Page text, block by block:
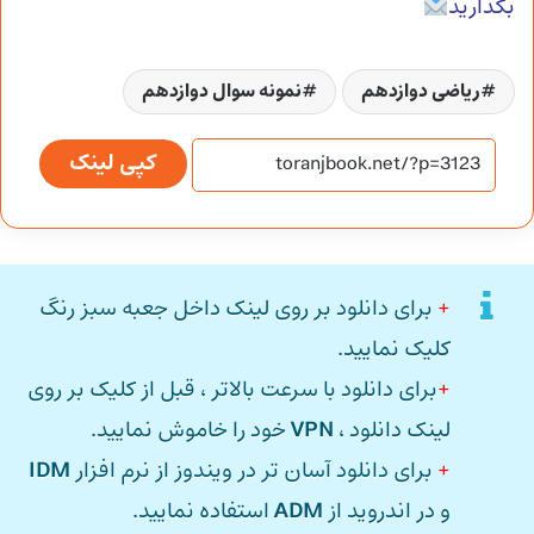
بگذارید
ریاضی دوازدهم نمونه سوال دوازدهم
کپی لینک
+ برای دانلود بر روی لینک داخل جعبه سبز رنگ
کلیک نمایید.
+برای دانلود با سرعت بالاتر ، قبل از کلیک بر روی
لینک دانلود ، VPNخود را خاموش نمایید.
+ برای دانلود آسان تر در ویندوز از نرم افزار IDM
و در اندروید از ADMاستفاده نمایید.